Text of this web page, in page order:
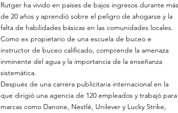
Rutger ha vivido en países de bajos ingresos durante más
de 20 años y aprendió sobre el peligro de ahogarse y la
falta de habilidades básicas en las comunidades locales.
Como ex propietario de una escuela de buceo e
instructor de buceo calificado, comprende la amenaza
inminente del agua y la importancia de la enseñanza
sistemática.
Después de una carrera publicitaria internacional en la
que dirigió una agencia de 120 empleados y trabajó para
marcas como Danone, Nestlé, Unilever y Lucky Strike,